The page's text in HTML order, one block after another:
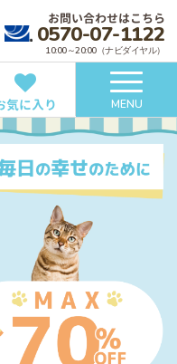
お問い合わせはこちら
0570-07-1122
10:00～20:00（ナビダイヤル）
気に入り MENU